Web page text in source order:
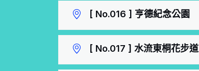
[ No.016 ] 亨德紀念公園
[ No.017 ] 水流東桐花步道